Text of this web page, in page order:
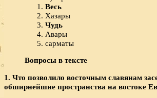
Весь
Хазары
Чудь
Авары
сарматы
Вопросы в тексте
1. Что позволило восточным славянам
обширнейшие пространства на востоке